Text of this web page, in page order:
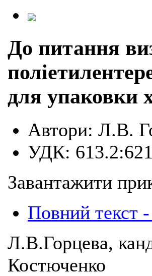
До питання
для упаковки
Автори: Л.В.
УДК:
Завантажити
Повний текст
Л.В.Горцева,
Костюченко